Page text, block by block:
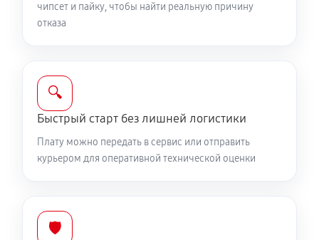
чипсет и пайку, чтобы найти реальную причину
отказа
🔍
Быстрый старт без лишней логистики
Плату можно передать в сервис или отправить
курьером для оперативной технической оценки
🛡️